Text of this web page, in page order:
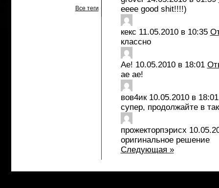
eeee good shit!!!!)
кекс 11.05.2010 в 10:35
классно
Ае! 10.05.2010 в 18:01
ае ае!
вов4ик 10.05.2010 в 18:01
супер, продолжайте в
прожекторпэрисх
оригинальное решение
Следующая »
Все теги